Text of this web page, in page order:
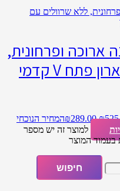
ארוכה ופרחונית,
ללא שרוולים עם צווארון פתח V קדמי
₪289.00
המחיר הנוכחי
למוצר זה יש מספר
בעמוד המוצר
חיפוש